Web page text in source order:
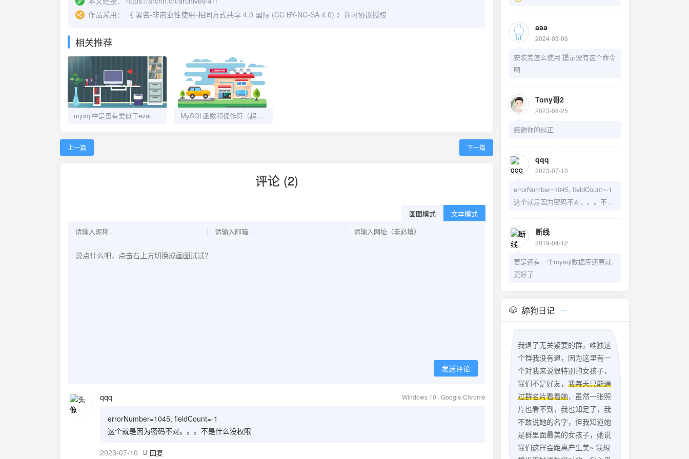
作品采用：
《 署名-非商业性使用-相同方式共享 4.0 国际 (CC BY-NC-SA 4.0) 》许可协议授权
相关推荐
mysql中是否有类似于eval的写法的，答案在这里 MySQL函数和操作符（超详细，备着查找）
上一篇 下一篇
评论 (2)
画图模式 文本模式
发送评论
qqq Windows 10 · Google Chrome
errorNumber=1045, fieldCount=-1
这个就是因为密码不对。。。不是什么没权限
2023-07-10 回复
aaa
2024-03-06
安装完怎么使用 提示没有这个命令
啊
Tony哥2
2023-08-25
感谢你的纠正
qqq
2023-07-10
errorNumber=1045, fieldCount=-1
这个就是因为密码不对。。。不是
断线
2019-04-12
要是还有一个mysql数据库还原就
更好了
舔狗日记
我退了无关紧要的群，唯独这
个群我没有退，因为这里有一
个对我来说很特别的女孩子，
我们不是好友， 我每天只能通
过群名片看看她，虽然一张照
片也看不到，我也知足了，我
不敢说她的名字，但我知道她
是群里面最美的女孩子，她说
我们这样会距离产生美~ 我想